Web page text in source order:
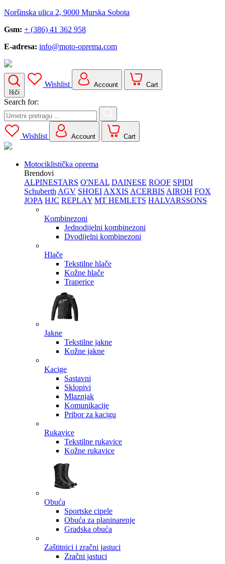
Noršinska ulica 2, 9000 Murska Sobota
Gsm: + (386) 41 362 958
E-adresa: info@moto-oprema.com
Išči
Wishlist Account Cart
Search for:
Wishlist Account Cart
Motociklistička oprema
Brendovi
ALPINESTARS O'NEAL DAINESE ROOF SPIDI
Schuberth AGV SHOEI AXXIS ACERBIS AIROH FOX
JOPA HJC REPLAY MT HEMLETS HALVARSSONS
Kombinezoni
Jednodijelni kombinezoni
Dvodijelni kombinezoni
Hlače
Tekstilne hlače
Kožne hlače
Traperice
Jakne
Tekstilne jakne
Kožne jakne
Kacige
Sastavni
Sklopivi
Mlaznjak
Komunikacije
Pribor za kacigu
Rukavice
Tekstilne rukavice
Kožne rukavice
Obuća
Sportske cipele
Obuća za planinarenje
Gradska obuća
Zaštitnici i zračni jastuci
Zračni jastuci